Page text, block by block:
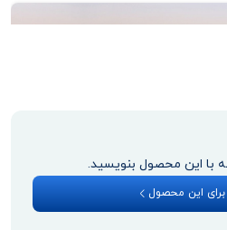
با این محصول بنویسید.
این محصول